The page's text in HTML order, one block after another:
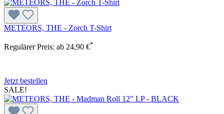
METEORS, THE - Zorch T-Shirt
Regulärer Preis: ab 24,90 €*
Jetzt bestellen
SALE!